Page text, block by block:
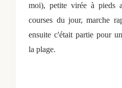
moi), petite virée à pieds
courses du jour, marche
ensuite c'était partie pour
la plage.